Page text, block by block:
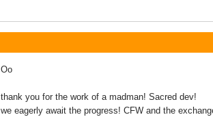
Oo
thank you for the work of a madman! Sacred dev!
we eagerly await the progress! CFW and the